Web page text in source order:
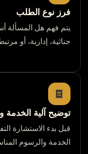
فرز نوع الطلب
يتم فهم هل المسألة
جنائية، إدارية، أو
توضيح آلية الخدمة
قبل بدء الاستشارة
الخدمة والرسوم